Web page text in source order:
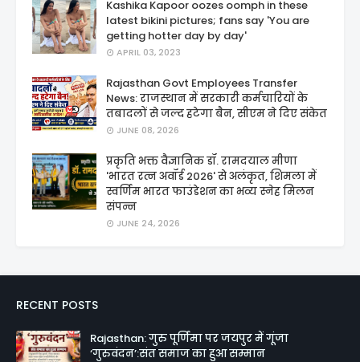
Kashika Kapoor oozes oomph in these
latest bikini pictures; fans say 'You are
getting hotter day by day'
APRIL 03, 2023
Rajasthan Govt Employees Transfer
News: राजस्थान में सरकारी कर्मचारियों के
तबादलों से जल्द हटेगा बैन, सीएम ने दिए संकेत
JUNE 08, 2026
प्रकृति भक्त वैज्ञानिक डॉ. रामदयाल मीणा
'भारत रत्न अवॉर्ड 2026' से अलंकृत, शिमला में
स्वर्णिम भारत फाउंडेशन का भव्य स्नेह मिलन
संपन्न
JUNE 24, 2026
RECENT POSTS
Rajasthan: गुरु पूर्णिमा पर जयपुर में गूंजा
‘गुरुवंदन’:संत समाज का हुआ सम्मान